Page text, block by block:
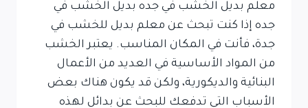
معلم بديل الخشب في جده بديل الخشب في
جده إذا كنت تبحث عن معلم بديل للخشب في
جدة، فأنت في المكان المناسب. يعتبر الخشب
من المواد الأساسية في العديد من الأعمال
البنائية والديكورية، ولكن قد يكون هناك بعض
الأسباب التي تدفعك للبحث عن بدائل لهذه